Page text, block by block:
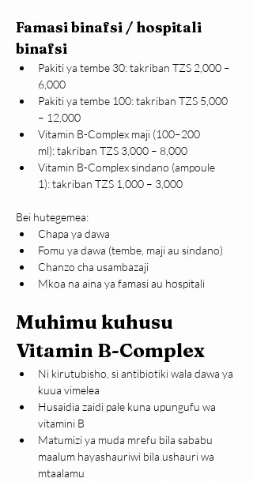
Famasi binafsi / hospitali
binafsi
Pakiti ya tembe 30: takriban TZS 2,000 –
6,000
Pakiti ya tembe 100: takriban TZS 5,000
– 12,000
Vitamin B-Complex maji (100–200
ml): takriban TZS 3,000 – 8,000
Vitamin B-Complex sindano (ampoule
1): takriban TZS 1,000 – 3,000
Bei hutegemea:
Chapa ya dawa
Fomu ya dawa (tembe, maji au sindano)
Chanzo cha usambazaji
Mkoa na aina ya famasi au hospitali
Muhimu kuhusu
Vitamin B-Complex
Ni kirutubisho, si antibiotiki wala dawa ya
kuua vimelea
Husaidia zaidi pale kuna upungufu wa
vitamini B
Matumizi ya muda mrefu bila sababu
maalum hayashauriwi bila ushauri wa
mtaalamu